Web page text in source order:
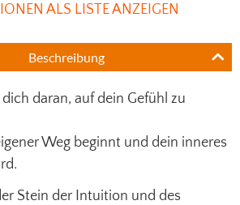
ALS LISTE ANZEIGEN
Beschreibung
daran, auf dein Gefühl zu
Weg beginnt und dein inneres
Stein der Intuition und des